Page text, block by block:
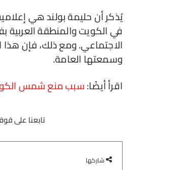
يُذكر أن حليمة بولند هي
في الكويت والمنطقة العربية
الاجتماعي. ومع ذلك، فإن هذا
وسمعتها العامة.
اقرأ أيضًا:سبب منع شمس
تابعنا على
شاركها